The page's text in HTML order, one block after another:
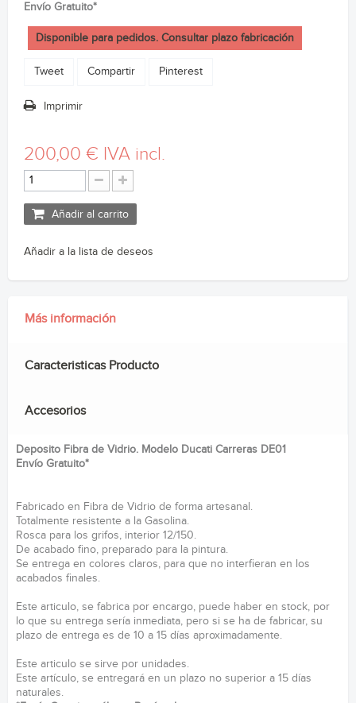
Envío Gratuito*
Disponible para pedidos. Consultar plazo fabricación
Tweet Compartir Pinterest
Imprimir
200,00 € IVA incl.
Añadir al carrito
Añadir a la lista de deseos
Más información
Caracteristicas Producto
Accesorios
Deposito Fibra de Vidrio. Modelo Ducati Carreras DE01
Envío Gratuito*
Fabricado en Fibra de Vidrio de forma artesanal.
Totalmente resistente a la Gasolina.
Rosca para los grifos, interior 12/150.
De acabado fino, preparado para la pintura.
Se entrega en colores claros, para que no interfieran en los
acabados finales.
Este articulo, se fabrica por encargo, puede haber en stock, por
lo que su entrega sería inmediata, pero si se ha de fabricar, su
plazo de entrega es de 10 a 15 días aproximadamente.
Este articulo se sirve por unidades.
Este artículo, se entregará en un plazo no superior a 15 días
naturales.